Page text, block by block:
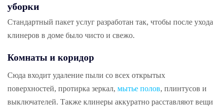
уборки
Стандартный пакет услуг разработан так, чтобы после ухода
клинеров в доме было чисто и свежо.
Комнаты и коридор
Сюда входит удаление пыли со всех открытых
поверхностей, протирка зеркал, мытье полов, плинтусов и
выключателей. Также клинеры аккуратно расставляют вещи